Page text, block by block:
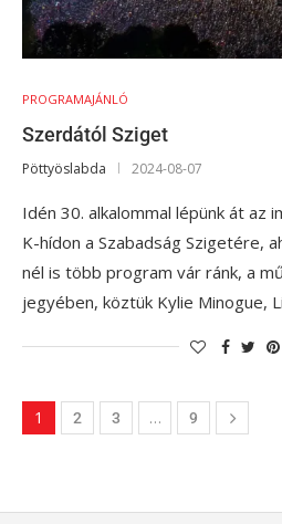
PROGRAMAJÁNLÓ
Szerdától Sziget
Pöttyöslabda 2024-08-07
Idén 30. alkalommal lépünk át az
K-hídon a Szabadság Szigetére,
nél is több program vár ránk, a
jegyében, köztük Kylie Minogue,
1 2 3 … 9